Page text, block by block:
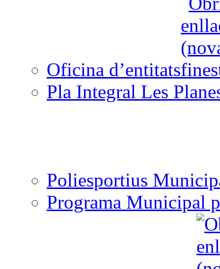
Oficina d’entitats
Pla Integral Les
Poliesportius
Programa Municipal